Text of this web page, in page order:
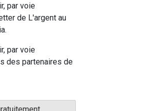
par voie
de L'argent au
par voie
des partenaires de